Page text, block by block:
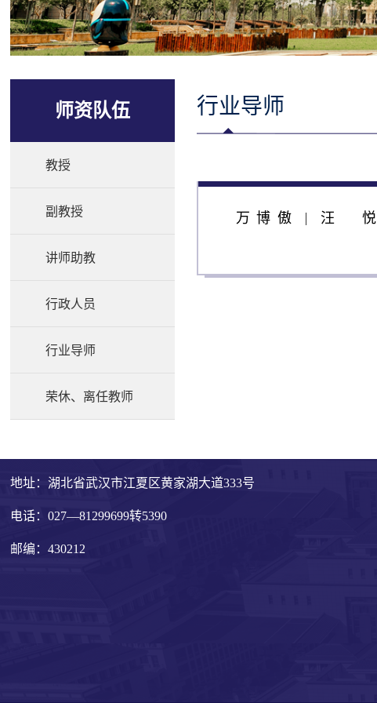
师资队伍
教授
副教授
讲师助教
行政人员
行业导师
荣休、离任教师
行业导师
万博傲 汪悦
地址：湖北省武汉市江夏区黄家湖大道333号
电话：027—81299699转5390
邮编：430212